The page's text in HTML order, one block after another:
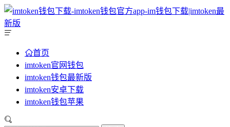
首页
imtoken官网钱包
imtoken钱包最新版
imtoken安卓下载
imtoken钱包苹果